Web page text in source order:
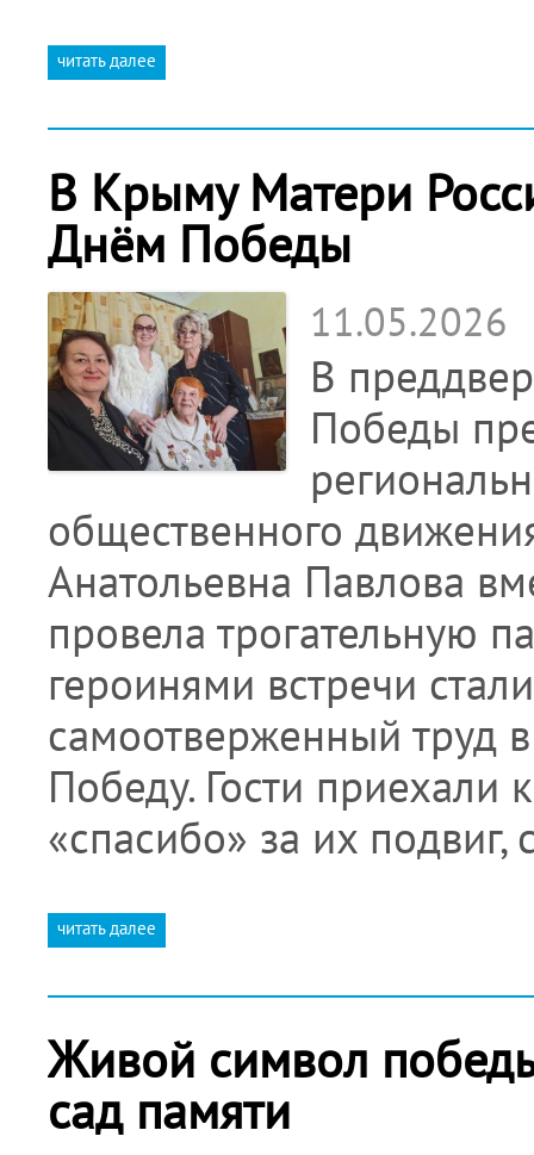
читать далее
В Крыму Матери
Днём Победы
11.05.2026
В
Победы
общественного
Анатольевна Павлова
провела трогательную
героинями встречи
самоотверженный труд
Победу. Гости приехали
«спасибо» за их
читать далее
Живой символ
сад памяти